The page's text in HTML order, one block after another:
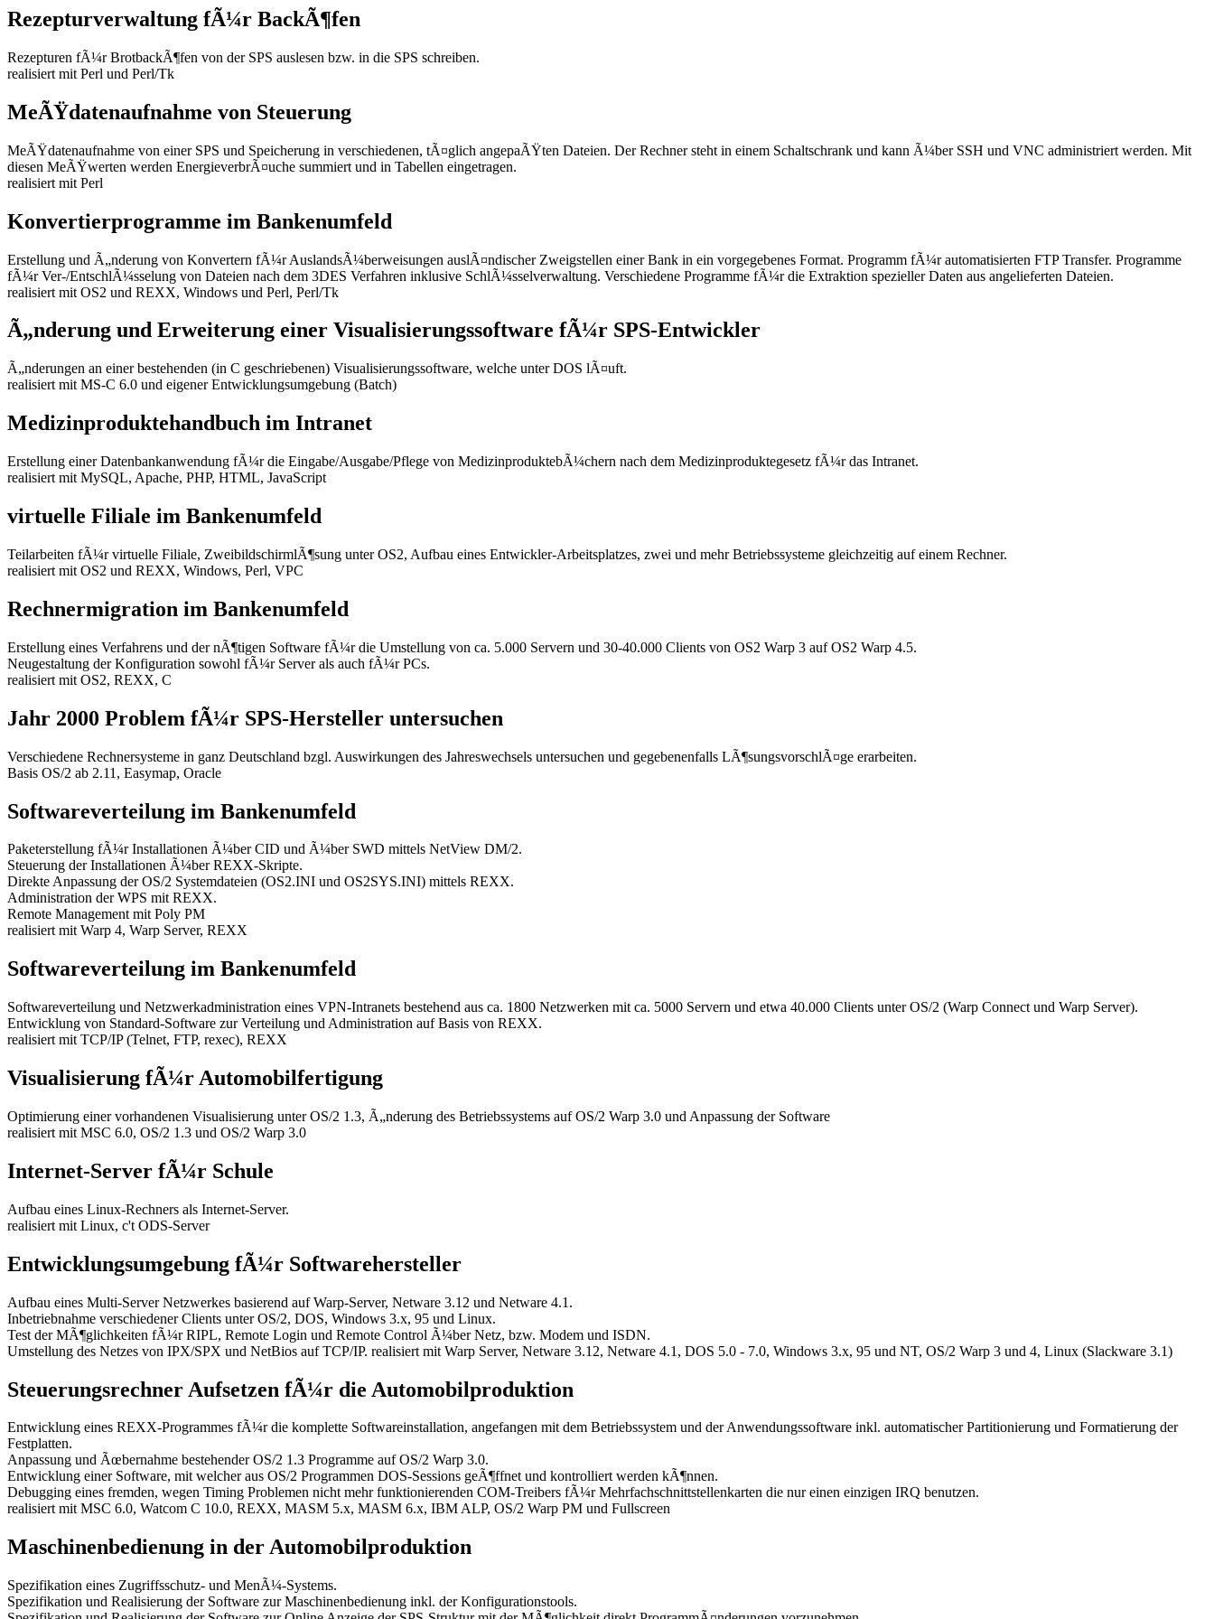
Rezepturverwaltung fÃ¼r BackÃ¶fen
Rezepturen fÃ¼r BrotbackÃ¶fen von der SPS auslesen bzw. in die SPS schreiben.
realisiert mit Perl und Perl/Tk
MeÃŸdatenaufnahme von Steuerung
MeÃŸdatenaufnahme von einer SPS und Speicherung in verschiedenen, tÃ¤glich angepaÃŸten Dateien. Der Rechner steht in einem Schaltschrank und kann Ã¼ber SSH und VNC administriert werden. Mit
diesen MeÃŸwerten werden EnergieverbrÃ¤uche summiert und in Tabellen eingetragen.
realisiert mit Perl
Konvertierprogramme im Bankenumfeld
Erstellung und Ã„nderung von Konvertern fÃ¼r AuslandsÃ¼berweisungen auslÃ¤ndischer Zweigstellen einer Bank in ein vorgegebenes Format. Programm fÃ¼r automatisierten FTP Transfer. Programme
fÃ¼r Ver-/EntschlÃ¼sselung von Dateien nach dem 3DES Verfahren inklusive SchlÃ¼sselverwaltung. Verschiedene Programme fÃ¼r die Extraktion spezieller Daten aus angelieferten Dateien.
realisiert mit OS2 und REXX, Windows und Perl, Perl/Tk
Ã„nderung und Erweiterung einer Visualisierungssoftware fÃ¼r SPS-Entwickler
Ã„nderungen an einer bestehenden (in C geschriebenen) Visualisierungssoftware, welche unter DOS lÃ¤uft.
realisiert mit MS-C 6.0 und eigener Entwicklungsumgebung (Batch)
Medizinproduktehandbuch im Intranet
Erstellung einer Datenbankanwendung fÃ¼r die Eingabe/Ausgabe/Pflege von MedizinproduktebÃ¼chern nach dem Medizinproduktegesetz fÃ¼r das Intranet.
realisiert mit MySQL, Apache, PHP, HTML, JavaScript
virtuelle Filiale im Bankenumfeld
Teilarbeiten fÃ¼r virtuelle Filiale, ZweibildschirmlÃ¶sung unter OS2, Aufbau eines Entwickler-Arbeitsplatzes, zwei und mehr Betriebssysteme gleichzeitig auf einem Rechner.
realisiert mit OS2 und REXX, Windows, Perl, VPC
Rechnermigration im Bankenumfeld
Erstellung eines Verfahrens und der nÃ¶tigen Software fÃ¼r die Umstellung von ca. 5.000 Servern und 30-40.000 Clients von OS2 Warp 3 auf OS2 Warp 4.5.
Neugestaltung der Konfiguration sowohl fÃ¼r Server als auch fÃ¼r PCs.
realisiert mit OS2, REXX, C
Jahr 2000 Problem fÃ¼r SPS-Hersteller untersuchen
Verschiedene Rechnersysteme in ganz Deutschland bzgl. Auswirkungen des Jahreswechsels untersuchen und gegebenenfalls LÃ¶sungsvorschlÃ¤ge erarbeiten.
Basis OS/2 ab 2.11, Easymap, Oracle
Softwareverteilung im Bankenumfeld
Paketerstellung fÃ¼r Installationen Ã¼ber CID und Ã¼ber SWD mittels NetView DM/2.
Steuerung der Installationen Ã¼ber REXX-Skripte.
Direkte Anpassung der OS/2 Systemdateien (OS2.INI und OS2SYS.INI) mittels REXX.
Administration der WPS mit REXX.
Remote Management mit Poly PM
realisiert mit Warp 4, Warp Server, REXX
Softwareverteilung im Bankenumfeld
Softwareverteilung und Netzwerkadministration eines VPN-Intranets bestehend aus ca. 1800 Netzwerken mit ca. 5000 Servern und etwa 40.000 Clients unter OS/2 (Warp Connect und Warp Server).
Entwicklung von Standard-Software zur Verteilung und Administration auf Basis von REXX.
realisiert mit TCP/IP (Telnet, FTP, rexec), REXX
Visualisierung fÃ¼r Automobilfertigung
Optimierung einer vorhandenen Visualisierung unter OS/2 1.3, Ã„nderung des Betriebssystems auf OS/2 Warp 3.0 und Anpassung der Software
realisiert mit MSC 6.0, OS/2 1.3 und OS/2 Warp 3.0
Internet-Server fÃ¼r Schule
Aufbau eines Linux-Rechners als Internet-Server.
realisiert mit Linux, c't ODS-Server
Entwicklungsumgebung fÃ¼r Softwarehersteller
Aufbau eines Multi-Server Netzwerkes basierend auf Warp-Server, Netware 3.12 und Netware 4.1.
Inbetriebnahme verschiedener Clients unter OS/2, DOS, Windows 3.x, 95 und Linux.
Test der MÃ¶glichkeiten fÃ¼r RIPL, Remote Login und Remote Control Ã¼ber Netz, bzw. Modem und ISDN.
Umstellung des Netzes von IPX/SPX und NetBios auf TCP/IP. realisiert mit Warp Server, Netware 3.12, Netware 4.1, DOS 5.0 - 7.0, Windows 3.x, 95 und NT, OS/2 Warp 3 und 4, Linux (Slackware 3.1)
Steuerungsrechner Aufsetzen fÃ¼r die Automobilproduktion
Entwicklung eines REXX-Programmes fÃ¼r die komplette Softwareinstallation, angefangen mit dem Betriebssystem und der Anwendungssoftware inkl. automatischer Partitionierung und Formatierung der
Festplatten.
Anpassung und Ãœbernahme bestehender OS/2 1.3 Programme auf OS/2 Warp 3.0.
Entwicklung einer Software, mit welcher aus OS/2 Programmen DOS-Sessions geÃ¶ffnet und kontrolliert werden kÃ¶nnen.
Debugging eines fremden, wegen Timing Problemen nicht mehr funktionierenden COM-Treibers fÃ¼r Mehrfachschnittstellenkarten die nur einen einzigen IRQ benutzen.
realisiert mit MSC 6.0, Watcom C 10.0, REXX, MASM 5.x, MASM 6.x, IBM ALP, OS/2 Warp PM und Fullscreen
Maschinenbedienung in der Automobilproduktion
Spezifikation eines Zugriffsschutz- und MenÃ¼-Systems.
Spezifikation und Realisierung der Software zur Maschinenbedienung inkl. der Konfigurationstools.